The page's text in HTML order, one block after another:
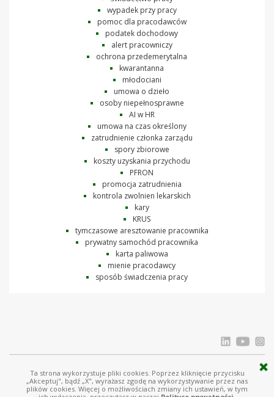
wypadek przy pracy
pomoc dla pracodawców
podatek dochodowy
alert pracowniczy
ochrona przedemerytalna
kwarantanna
młodociani
umowa o dzieło
osoby niepełnosprawne
AI w HR
umowa na czas określony
zatrudnienie członka zarządu
spory zbiorowe
koszty uzyskania przychodu
PFRON
promocja zatrudnienia
kontrola zwolnien lekarskich
kary
KRUS
tymczasowe aresztowanie pracownika
prywatny samochód pracownika
karta paliwowa
mienie pracodawcy
sposób świadczenia pracy
© Ostrowski i Wspólnicy | www.ostrowski.legal| Wszystkie prawa zastrzeżone
Licznik odwiedziń: 1560402
Ta strona wykorzystuje pliki cookies. Poprzez kliknięcie przycisku
„Akceptuj", bądź „X", wyrażasz zgodę na wykorzystywanie przez nas
plików cookies. Więcej o możliwościach zmiany ich ustawień, w tym